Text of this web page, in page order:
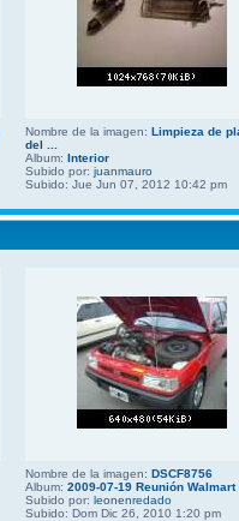
Nombre de la imagen: Limpieza de
del ...
Album: Interior
Subido por: juanmauro
Subido: Jue Jun 07, 2012 10:42 pm
Nombre de la imagen: DSCF8756
Album: 2009-07-19 Reunión Walmart
Subido por: leonenredado
Subido: Dom Dic 26, 2010 1:20 pm